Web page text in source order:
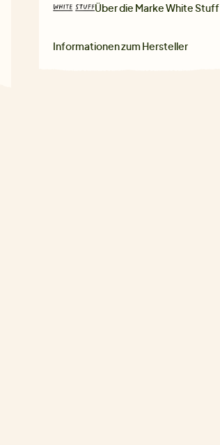
Über die MarkeWhite Stuff
Informationen zum Hersteller